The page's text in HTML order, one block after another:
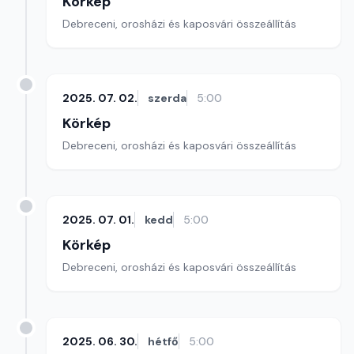
Debreceni, orosházi és kaposvári összeállítás
2025. 07. 02. szerda 5:00
Körkép
Debreceni, orosházi és kaposvári összeállítás
2025. 07. 01. kedd 5:00
Körkép
Debreceni, orosházi és kaposvári összeállítás
2025. 06. 30. hétfő 5:00